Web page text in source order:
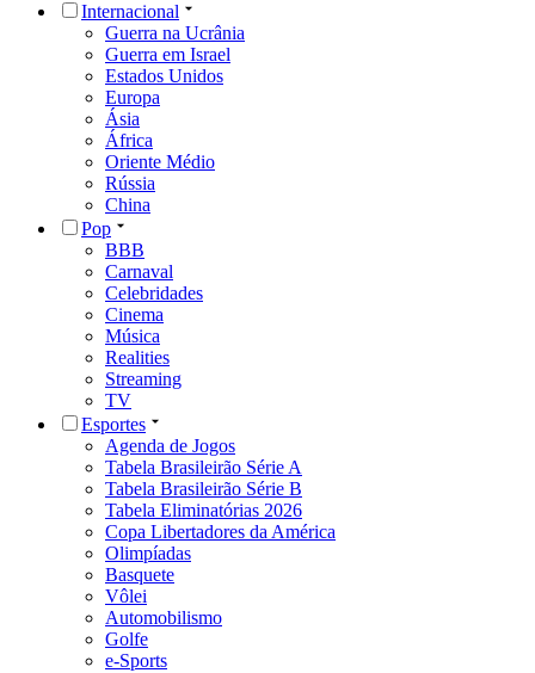
Internacional
Guerra na Ucrânia
Guerra em Israel
Estados Unidos
Europa
Ásia
África
Oriente Médio
Rússia
China
Pop
BBB
Carnaval
Celebridades
Cinema
Música
Realities
Streaming
TV
Esportes
Agenda de Jogos
Tabela Brasileirão Série A
Tabela Brasileirão Série B
Tabela Eliminatórias 2026
Copa Libertadores da América
Olimpíadas
Basquete
Vôlei
Automobilismo
Golfe
e-Sports